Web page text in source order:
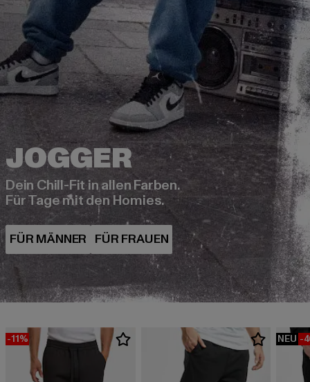
Dein Chill-Fit in allen Farben.
Für Tage mit den Homies.
-11% NEU -